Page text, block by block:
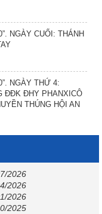
NGÀY CUỐI: THÁNH
NGÀY THỨ 4:
ĐĐK ĐHY PHANXICÔ
THÚNG HỘI AN
2026
2026
2026
2025